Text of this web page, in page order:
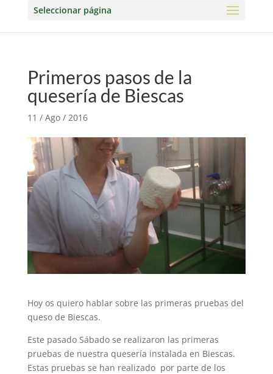
Seleccionar página
Primeros pasos de la
quesería de Biescas
11 / Ago / 2016
Hoy os quiero hablar sobre las primeras pruebas del
queso de Biescas.
Este pasado Sábado se realizaron las primeras
pruebas de nuestra quesería instalada en Biescas.
Estas pruebas se han realizado por parte de los